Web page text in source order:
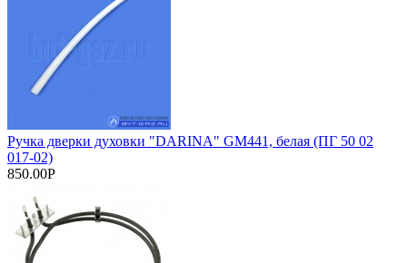
Ручка дверки духовки "DARINA" GM441, белая (ПГ 50 02
017-02)
850.00Р